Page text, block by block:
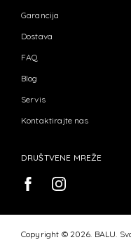
Garancija
Dostava
FAQ
Blog
Servis
Kontaktirajte nas
DRUŠTVENE MREŽE
Copyright © 2026. BALU.